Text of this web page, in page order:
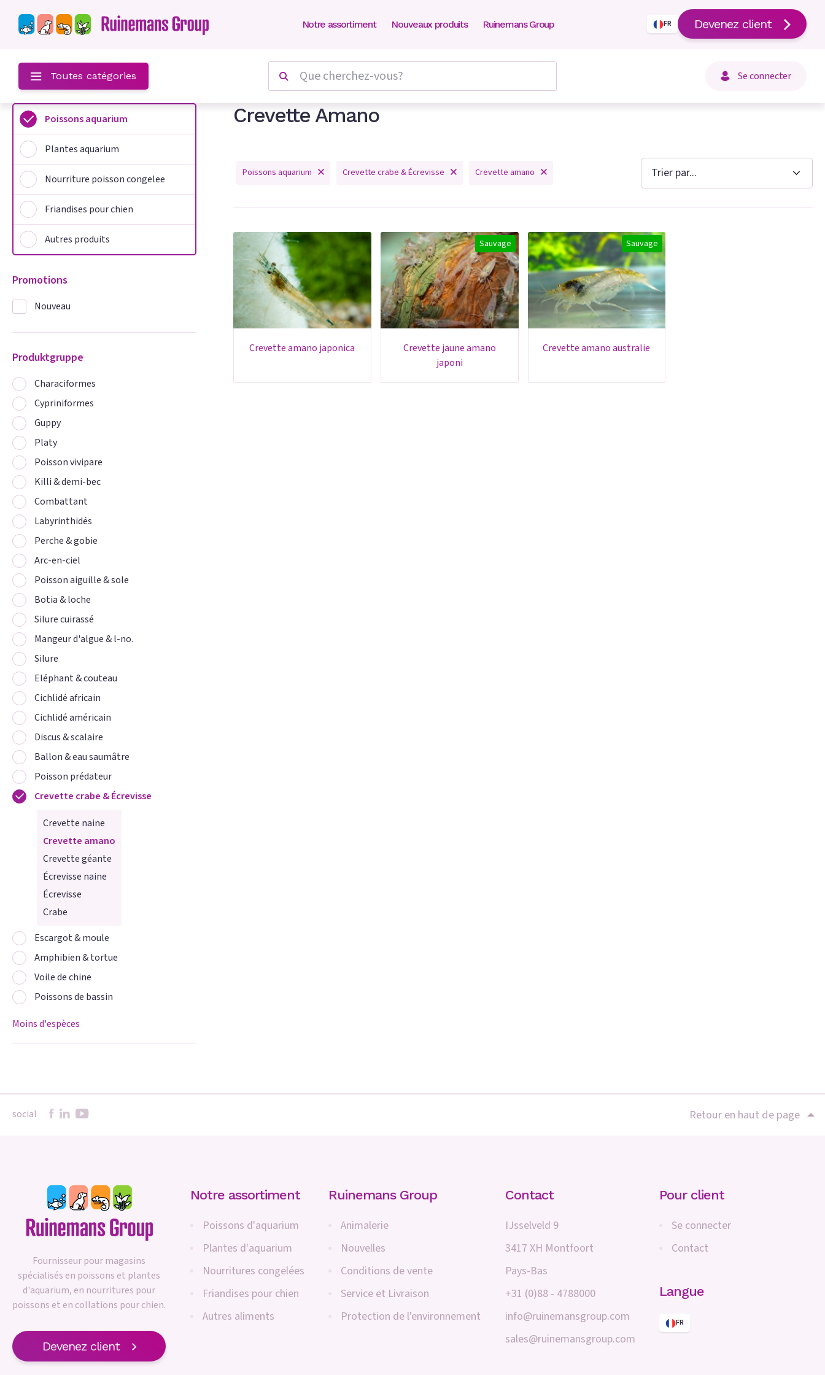
congelee
Notre assortiment Nouveaux produits Ruinemans Group FR Devenez client
Toutes catégories Se connecter
Poissons aquarium
Plantes aquarium
Nourriture poisson congelee
Friandises pour chien
Autres produits
Promotions
Nouveau
Produktgruppe
Characiformes
Cypriniformes
Guppy
Platy
Poisson vivipare
Killi & demi-bec
Combattant
Labyrinthidés
Perche & gobie
Arc-en-ciel
Poisson aiguille & sole
Botia & loche
Silure cuirassé
Mangeur d'algue & l-no.
Silure
Eléphant & couteau
Cichlidé africain
Cichlidé américain
Discus & scalaire
Ballon & eau saumâtre
Poisson prédateur
Crevette crabe & Écrevisse
Crevette naine
Crevette amano
Crevette géante
Écrevisse naine
Écrevisse
Crabe
Escargot & moule
Amphibien & tortue
Voile de chine
Poissons de bassin
Moins d'espèces
Crevette Amano
Poissons aquarium Crevette crabe & Écrevisse Crevette amano
crevette amano japonica
Sauvage
crevette jaune amano
japoni
Sauvage
crevette amano australie
social Retour en haut de page
Fournisseur pour magasins
spécialisés en poissons et plantes
d'aquarium, en nourritures pour
poissons et en collations pour chien.
Devenez client
Notre assortiment
Poissons d'aquarium
Plantes d'aquarium
Nourritures congelées
Friandises pour chien
Autres aliments
Ruinemans Group
Animalerie
Nouvelles
Conditions de vente
Service et Livraison
Protection de l'environnement
Contact
IJsselveld 9
3417 XH Montfoort
Pays-Bas
+31 (0)88 - 4788000
info@ruinemansgroup.com
sales@ruinemansgroup.com
Pour client
Se connecter
Contact
Langue
FR